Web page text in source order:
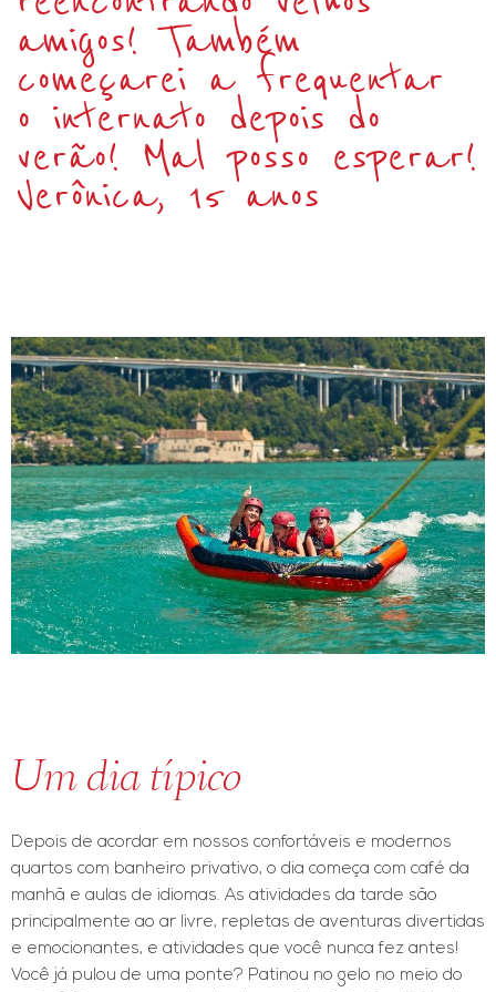
amigos! Também
começarei a frequentar
o internato depois do
verão! Mal posso esperar!
Verônica, 15 anos
Um dia típico
Depois de acordar em nossos confortáveis e modernos
quartos com banheiro privativo, o dia começa com café da
manhã e aulas de idiomas. As atividades da tarde são
principalmente ao ar livre, repletas de aventuras divertidas
e emocionantes, e atividades que você nunca fez antes!
Você já pulou de uma ponte? Patinou no gelo no meio do